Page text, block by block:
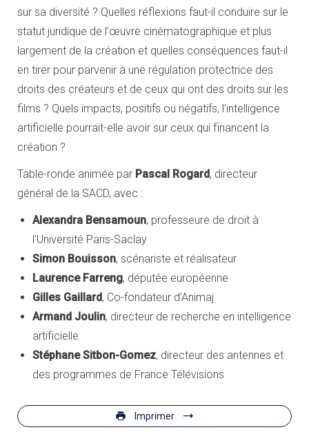
sur sa diversité ? Quelles réflexions faut-il conduire sur le
statut juridique de l’œuvre cinématographique et plus
largement de la création et quelles conséquences faut-il
en tirer pour parvenir à une régulation protectrice des
droits des créateurs et de ceux qui ont des droits sur les
films ? Quels impacts, positifs ou négatifs, l’intelligence
artificielle pourrait-elle avoir sur ceux qui financent la
création ?
Table-ronde animée par Pascal Rogard, directeur
général de la SACD, avec :
Alexandra Bensamoun, professeure de droit à
l’Université Paris-Saclay
Simon Bouisson, scénariste et réalisateur
Laurence Farreng, députée européenne
Gilles Gaillard, Co-fondateur d’Animaj
Armand Joulin, directeur de recherche en intelligence
artificielle
Stéphane Sitbon-Gomez, directeur des antennes et
des programmes de France Télévisions
Imprimer